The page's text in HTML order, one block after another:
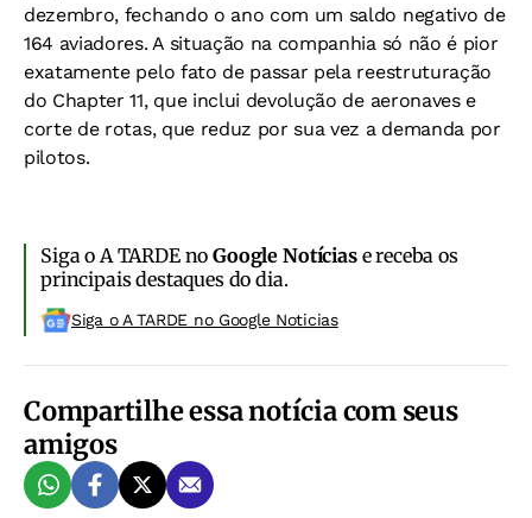
dezembro, fechando o ano com um saldo negativo de
164 aviadores. A situação na companhia só não é pior
exatamente pelo fato de passar pela reestruturação
do Chapter 11, que inclui devolução de aeronaves e
corte de rotas, que reduz por sua vez a demanda por
pilotos.
Siga o A TARDE noGoogle Notíciase receba os
principais destaques do dia.
Siga o A TARDE no Google Noticias
Compartilhe essa notícia com seus
amigos